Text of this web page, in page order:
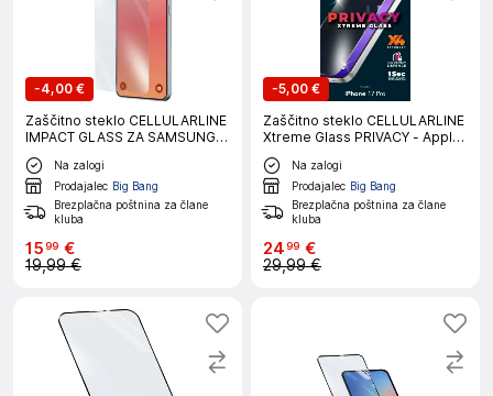
-4,00 €
Zaščitno steklo CELLULARLINE
IMPACT GLASS ZA SAMSUNG
GALAXY S26+
Na zalogi
Prodajalec Big Bang
Brezplačna poštnina za člane
kluba
1599 €
19,99 €
-5,00 €
Zaščitno steklo CELLULARLINE
Xtreme Glass PRIVACY - Apple
iPhone 17 PRO
Na zalogi
Prodajalec Big Bang
Brezplačna poštnina za člane
kluba
2499 €
29,99 €